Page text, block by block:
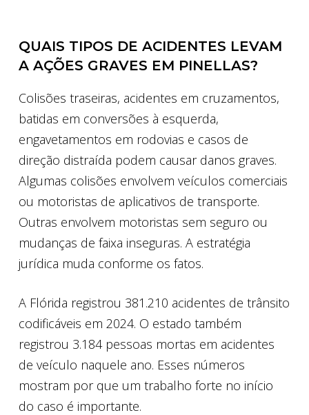
QUAIS TIPOS DE ACIDENTES LEVAM
A AÇÕES GRAVES EM PINELLAS?
Colisões traseiras, acidentes em cruzamentos,
batidas em conversões à esquerda,
engavetamentos em rodovias e casos de
direção distraída podem causar danos graves.
Algumas colisões envolvem veículos comerciais
ou motoristas de aplicativos de transporte.
Outras envolvem motoristas sem seguro ou
mudanças de faixa inseguras. A estratégia
jurídica muda conforme os fatos.
A Flórida registrou 381.210 acidentes de trânsito
codificáveis em 2024. O estado também
registrou 3.184 pessoas mortas em acidentes
de veículo naquele ano. Esses números
mostram por que um trabalho forte no início
do caso é importante.